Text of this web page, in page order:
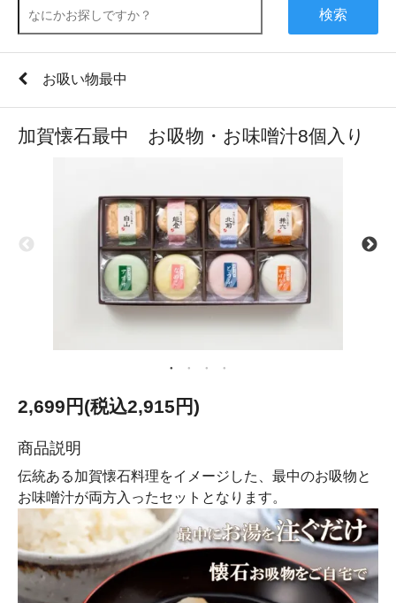
検索
お吸い物最中
加賀懐石最中 お吸物・お味噌汁8個入り
2,699円(税込2,915円)
商品説明
伝統ある加賀懐石料理をイメージした、最中のお吸物と
お味噌汁が両方入ったセットとなります。